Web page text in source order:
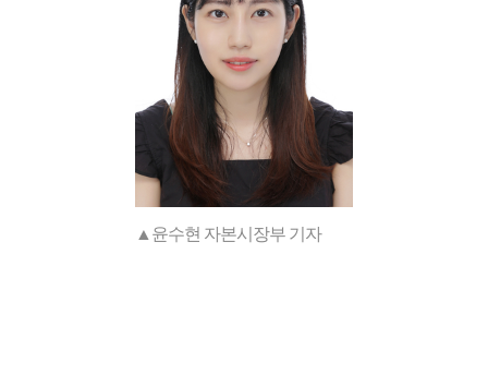
▲윤수현 자본시장부 기자